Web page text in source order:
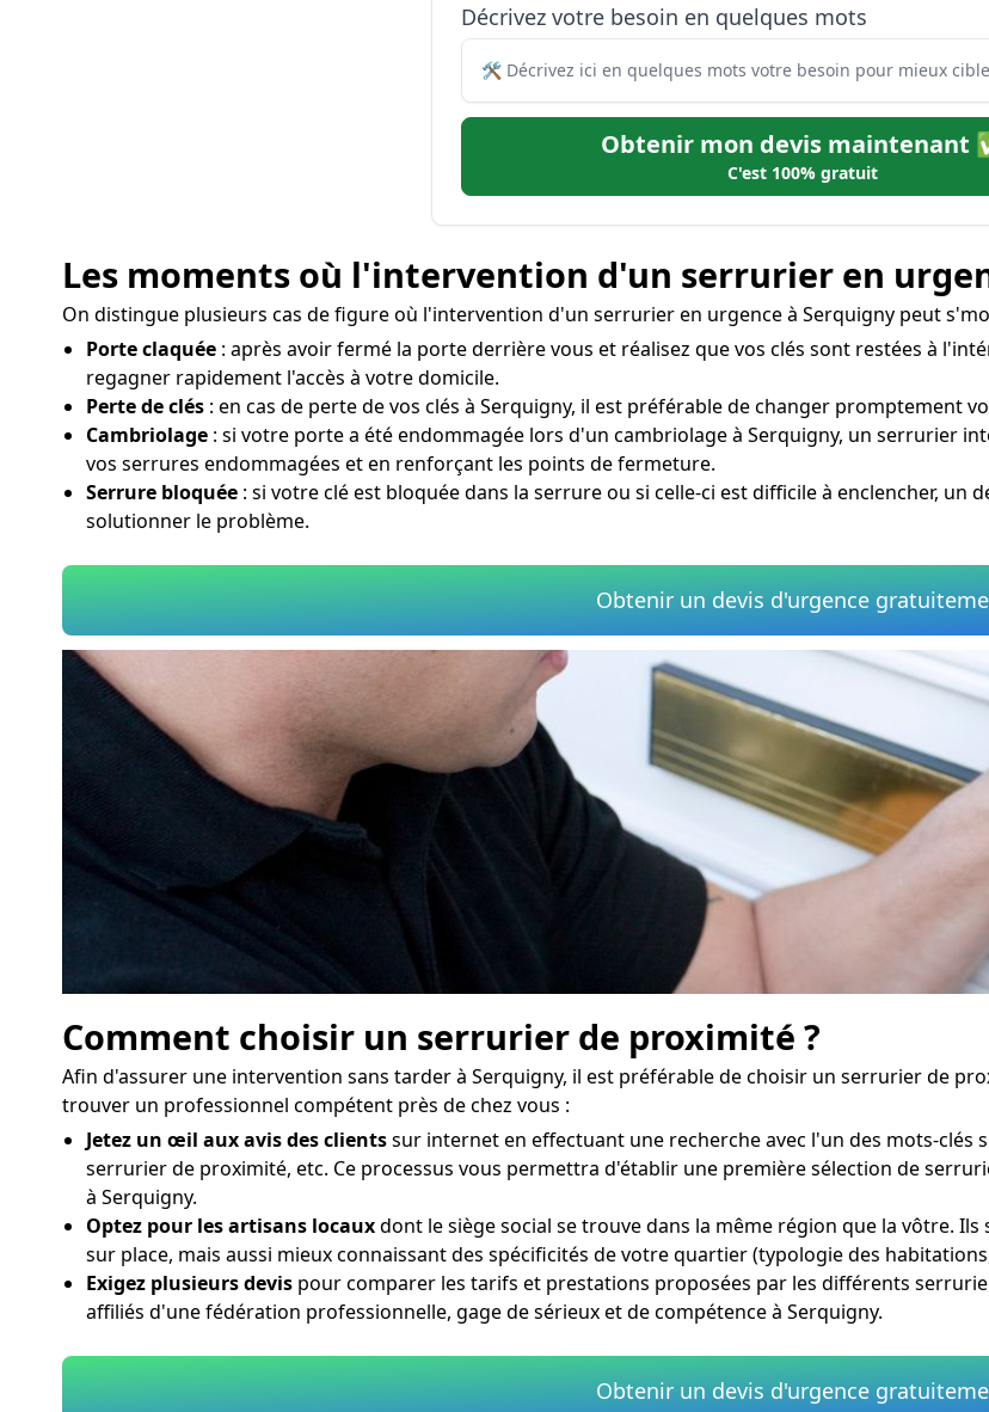
Décrivez votre besoin en quelques mots
Obtenir mon devis maintenant
C'est 100% gratuit
Les moments où l'intervention d'un serrurier en
On distingue plusieurs cas de figure où l'intervention d'un serrurier en urgence à Serquigny peut
Porte claquée : après avoir fermé la porte derrière vous et réalisez que vos clés sont restées à
regagner rapidement l'accès à votre domicile.
Perte de clés : en cas de perte de vos clés à Serquigny, il est préférable de changer promptement
Cambriolage : si votre porte a été endommagée lors d'un cambriolage à Serquigny, un serrurier
vos serrures endommagées et en renforçant les points de fermeture.
Serrure bloquée : si votre clé est bloquée dans la serrure ou si celle-ci est difficile à enclencher, un
solutionner le problème.
Obtenir un devis d'urgence
Comment choisir un serrurier de proximité ?
Afin d'assurer une intervention sans tarder à Serquigny, il est préférable de choisir un serrurier de
trouver un professionnel compétent près de chez vous :
Jetez un œil aux avis des clientssur internet en effectuant une recherche avec l'un des mots-clés
serrurier de proximité, etc. Ce processus vous permettra d'établir une première sélection de
à Serquigny.
Optez pour les artisans locauxdont le siège social se trouve dans la même région que la vôtre.
sur place, mais aussi mieux connaissant des spécificités de votre quartier (typologie des
Exigez plusieurs devis pour comparer les tarifs et prestations proposées par les différents
affiliés d'une fédération professionnelle, gage de sérieux et de compétence à Serquigny.
Obtenir un devis d'urgence